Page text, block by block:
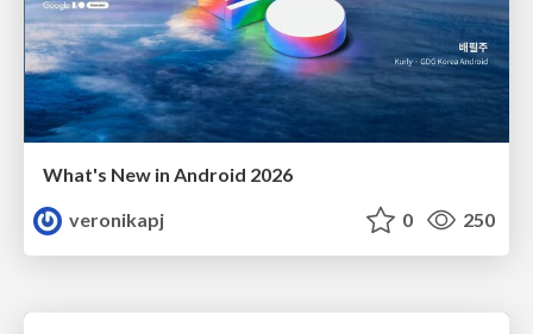
What's New in Android 2026
veronikapj
0 250